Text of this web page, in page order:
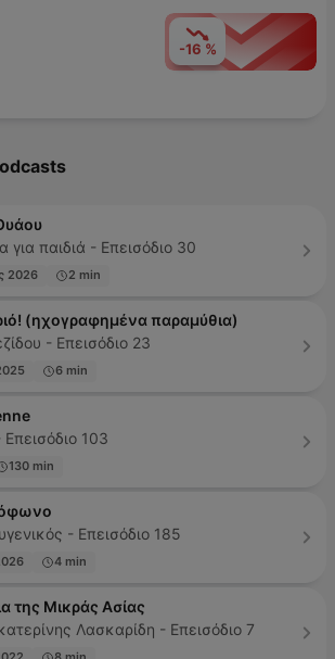
-16 %
για παιδιά - Επεισόδιο 30
2026 2 min
(ηχογραφημένα παραμύθια)
- Επεισόδιο 23
6 min
103
130 min
- Επεισόδιο 185
4 min
της Μικράς Ασίας
Λασκαρίδη - Επεισόδιο 7